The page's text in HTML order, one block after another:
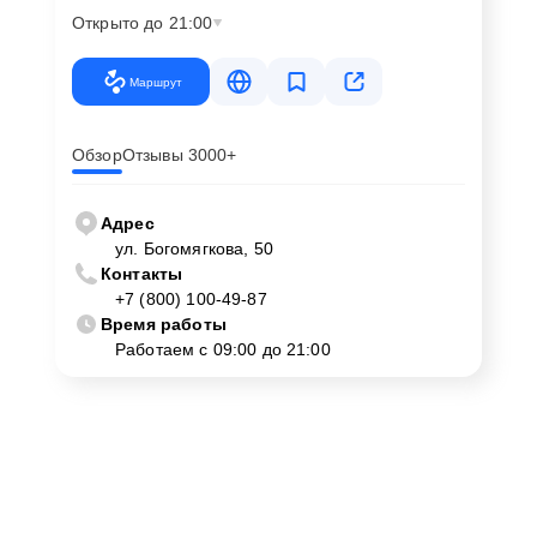
Открыто до 21:00
Маршрут
ОбзорОтзывы 3000+
Адрес
ул. Богомягкова, 50
Контакты
+7 (800) 100-49-87
Время работы
Работаем с 09:00 до 21:00